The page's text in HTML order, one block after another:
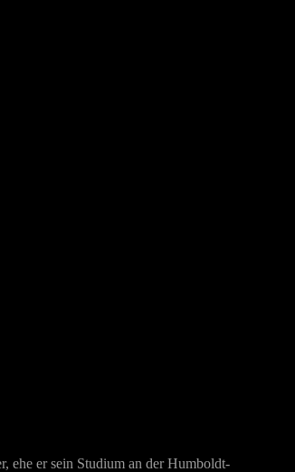
ehe er sein Studium an der Humboldt-